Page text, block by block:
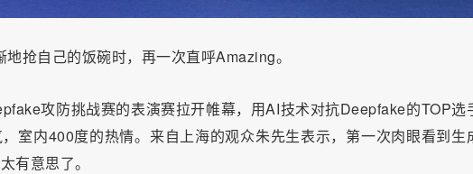
抢自己的饭碗时，再一次直呼Amazing。
攻防挑战赛的表演赛拉开帷幕，用AI技术对抗Deepfake的TOP选
室内400度的热情。来自上海的观众朱先生表示，第一次肉眼看到生
有意思了。